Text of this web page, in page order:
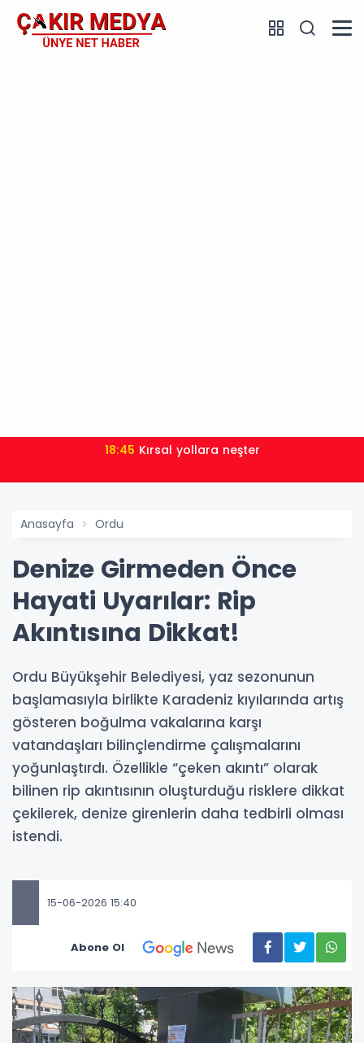
18:45 Kırsal yollara neşter
Anasayfa Ordu
Denize Girmeden Önce
Hayati Uyarılar: Rip
Akıntısına Dikkat!
Ordu Büyükşehir Belediyesi, yaz sezonunun
başlamasıyla birlikte Karadeniz kıyılarında artış
gösteren boğulma vakalarına karşı
vatandaşları bilinçlendirme çalışmalarını
yoğunlaştırdı. Özellikle “çeken akıntı” olarak
bilinen rip akıntısının oluşturduğu risklere dikkat
çekilerek, denize girenlerin daha tedbirli olması
istendi.
15-06-2026 15:40
Abone Ol